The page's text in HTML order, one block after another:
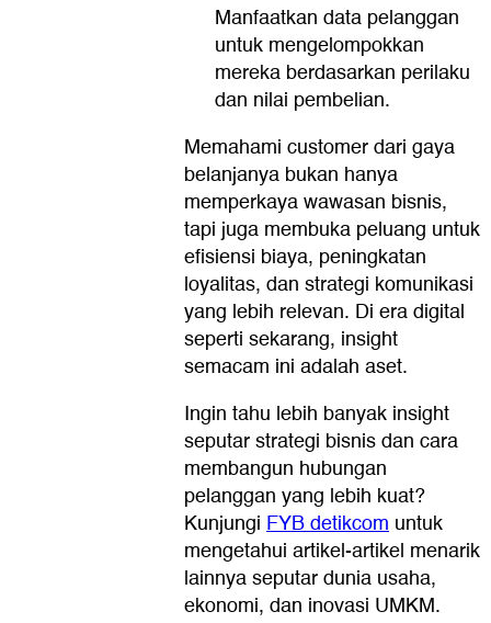
Manfaatkan data pelanggan
untuk mengelompokkan
mereka berdasarkan perilaku
dan nilai pembelian.
Memahami customer dari gaya
belanjanya bukan hanya
memperkaya wawasan bisnis,
tapi juga membuka peluang untuk
efisiensi biaya, peningkatan
loyalitas, dan strategi komunikasi
yang lebih relevan. Di era digital
seperti sekarang, insight
semacam ini adalah aset.
Ingin tahu lebih banyak insight
seputar strategi bisnis dan cara
membangun hubungan
pelanggan yang lebih kuat?
Kunjungi FYB detikcom untuk
mengetahui artikel-artikel menarik
lainnya seputar dunia usaha,
ekonomi, dan inovasi UMKM.